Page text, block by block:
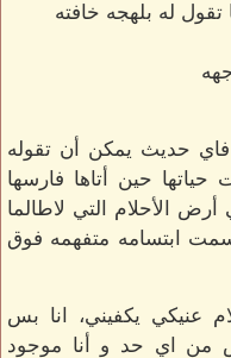
له بلهجه خافته
حديث يمكن أن تقوله
حين أتاها فارسها
أرض الأحلام التي لاطالما
ابتسامه متفهمه فوق
عنيكي يكفيني، انا بس
من اي حد و أنا موجود